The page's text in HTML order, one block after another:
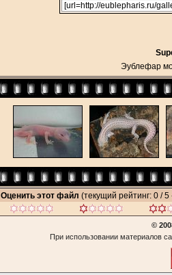
Эублефар
Оценить этот файл (текущий рейтинг: 0 / 5
©
При использовании материалов